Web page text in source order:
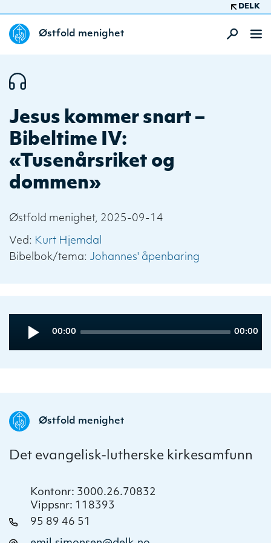
DELK
Østfold menighet
Jesus kommer snart –
Bibeltime IV:
«Tusenårsriket og
dommen»
Østfold menighet, 2025-09-14
Ved: Kurt Hjemdal
Bibelbok/tema: Johannes' åpenbaring
Player
Current
00:00
Total
00:00
Østfold menighet
Det evangelisk-lutherske kirkesamfunn
Kontonr: 3000.26.70832
Vippsnr: 118393
95 89 46 51